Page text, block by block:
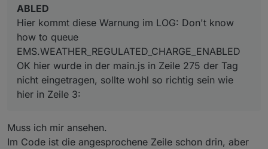
	"EMS.SET_POWER": [],
ABLED
Hier kommt diese Warnung im LOG: Don't know
how to queue
EMS.WEATHER_REGULATED_CHARGE_ENABLED
OK hier wurde in der main.js in Zeile 275 der Tag
nicht eingetragen, sollte wohl so richtig sein wie
hier in Zeile 3:
Muss ich mir ansehen.
Im Code ist die angesprochene Zeile schon drin, aber